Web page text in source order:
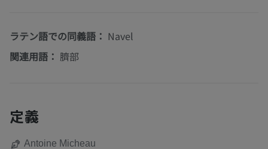
ラテン語での同義語： Navel
関連用語： 臍部
定義
Antoine Micheau